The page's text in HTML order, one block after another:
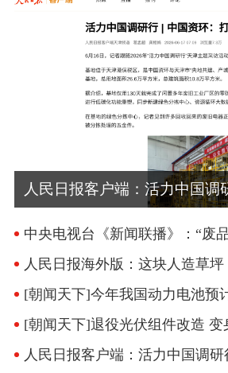
人民日报海外版：这块人造草坪